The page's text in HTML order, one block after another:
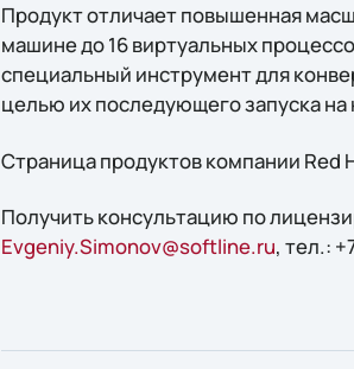
Продукт отличает повышенная
машине до 16 виртуальных
специальный инструмент для
целью их последующего запуска
Страница продуктов компании Red
Получить конcультацию по
Evgeniy.Simonov@softline.ru, тел.: